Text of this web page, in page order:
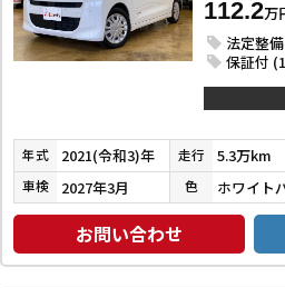
112.2万
法定整
保証付
年式 2021(令和3)年 走行 5.3万km
車検 2027年3月 色
お問い合わせ